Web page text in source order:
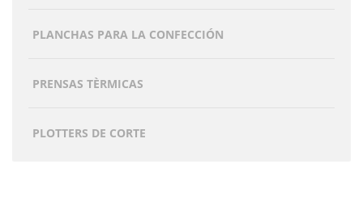
PLANCHAS PARA LA CONFECCIÓN
PRENSAS TÈRMICAS
PLOTTERS DE CORTE